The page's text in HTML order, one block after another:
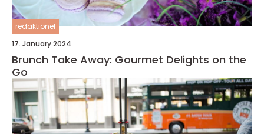
redaktionel
17. January 2024
Brunch Take Away: Gourmet Delights on the
Go